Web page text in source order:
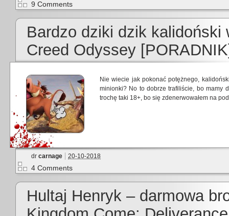
9 Comments
Bardzo dziki dzik kalidoński
Creed Odyssey
Nie wiecie jak pokonać potężnego,
minionki? No to dobrze trafiliście, bo mamy
trochę taki 18+, bo się zdenerwowałem na
dr carnage 20-10-2018
4 Comments
Hultaj Henryk – darmowa